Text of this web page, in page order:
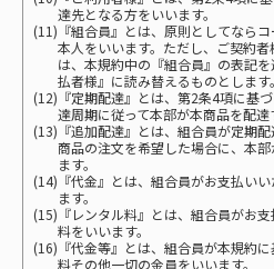
達先となる方をいいます。
(11)『組合員』とは、原則としてなら
本人をいいます。ただし、ご契約
は、本規約中の『組合員』の表記
払者様』に読み替えるものとします。
(12)『定期配達』とは、第2条4項に基
達周期に従って本部が本商品を配達
(13)『追加配達』とは、組合員が定期
商品の注文を希望した場合に、本
ます。
(14)『代金』とは、組合員がお支払い
ます。
(15)『レンタル料』とは、組合員がお
料をいいます。
(16)『代金等』とは、組合員が本規約
料その他一切の金員をいいます。